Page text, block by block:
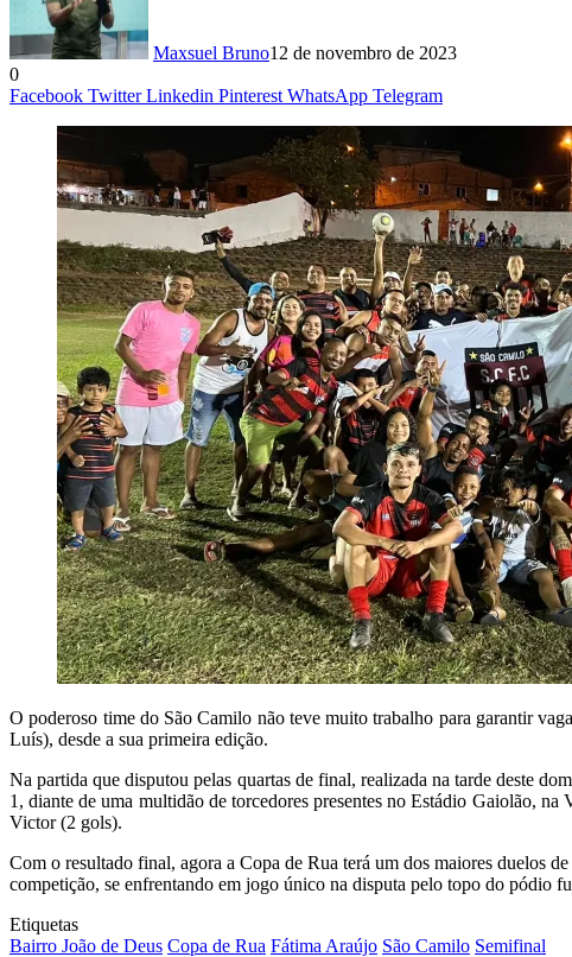
Maxsuel Bruno12 de novembro de 2023
0
Facebook Twitter Linkedin Pinterest WhatsApp Telegram
O poderoso time do São Camilo não teve muito trabalho para garantir
Luís), desde a sua primeira edição.
Na partida que disputou pelas quartas de final, realizada na tarde deste
1, diante de uma multidão de torcedores presentes no Estádio Gaiolão,
Victor (2 gols).
Com o resultado final, agora a Copa de Rua terá um dos maiores duelos
competição, se enfrentando em jogo único na disputa pelo topo do pódio
Etiquetas
Bairro João de Deus Copa de Rua Fátima Araújo São Camilo Semifinal